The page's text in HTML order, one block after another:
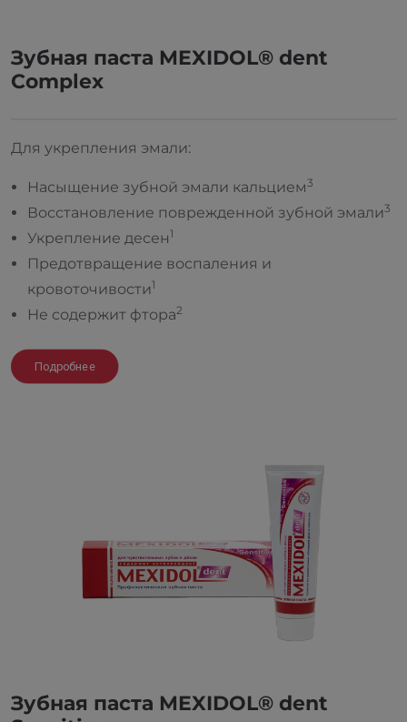
Зубная паста MEXIDOL® dent
Complex
Для укрепления эмали:
Насыщение зубной эмали кальцием3
Восстановление поврежденной зубной эмали3
Укрепление десен1
Предотвращение воспаления и
кровоточивости1
Не содержит фтора2
Подробнее
Зубная паста MEXIDOL® dent